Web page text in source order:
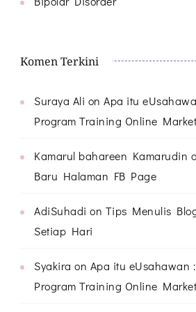
Komen Terkini
Suraya Ali on Apa itu
Program Training Online
Kamarul bahareen Kamarudin
Baru Halaman FB Page
AdiSuhadi on Tips Menulis
Setiap Hari
Syakira on Apa itu eUsahawan
Program Training Online